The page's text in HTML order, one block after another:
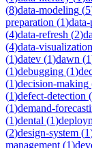
(8)data-modeling (5
preparation (1)
(4)data-refresh (2)
(4)data-visualization
(1)datev (1)dawn (1
(1)debugging (1)
(1)decision-making
(1)defect-detection (
(1)demand-
(1)dental (1)
(2)design-system (1
management (1)